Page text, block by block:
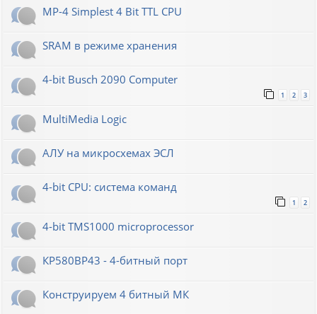
MP-4 Simplest 4 Bit TTL CPU
SRAM в режиме хранения
4-bit Busch 2090 Computer
1 2 3
MultiMedia Logic
АЛУ на микросхемах ЭСЛ
4-bit CPU: система команд
1 2
4-bit TMS1000 microprocessor
КР580ВР43 - 4-битный порт
Конструируем 4 битный МК